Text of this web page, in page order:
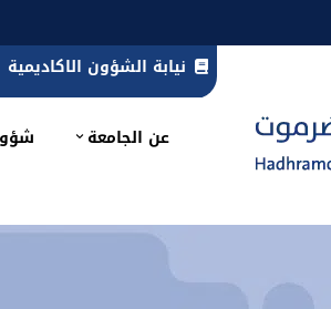
نيابة الشؤون الاكاديمية
عن الجامعة